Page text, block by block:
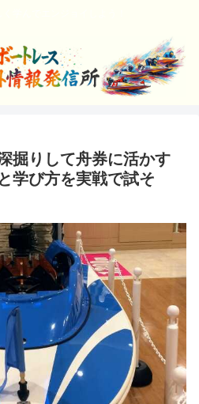
掘りして舟券に活かす
学び方を実戦で試そ